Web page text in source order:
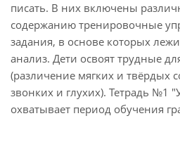
писать. В них включены
содержанию тренировочные
задания, в основе которых
анализ. Дети освоят трудные
(различение мягких и твёрдых
звонких и глухих). Тетрадь №1
охватывает период обучения